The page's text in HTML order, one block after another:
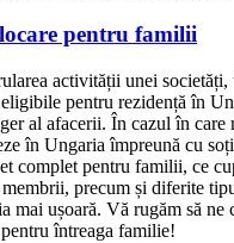
pentru familii
activității unei societăți,
pentru rezidență în
al afacerii. În cazul în care
în Ungaria împreună cu
complet pentru familii, ce
precum și diferite
mai ușoară. Vă rugăm să ne
întreaga familie!